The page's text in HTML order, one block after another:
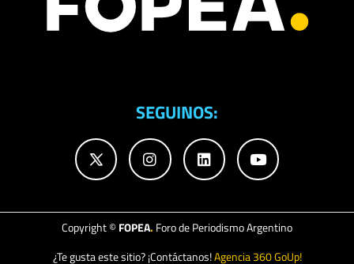
SEGUINOS:
Copyright ©FOPEA. Foro de Periodismo Argentino
¿Te gusta este sitio? ¡Contáctanos!Agencia 360 GoUp!